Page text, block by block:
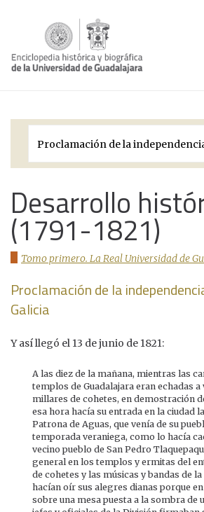
Períodos Históricos
Galería
Documentos
Desarrollo
(1791-1821)
Tomo primero. La Real Universidad de
Proclamación de la
Galicia
Y así llegó el 13 de junio de 1821:
A las diez de la mañana, mientras las
templos de Guadalajara eran echadas
millares de cohetes, en demostración
esa hora hacía su entrada en la ciudad
Patrona de Aguas, que venía de su
temporada veraniega, como lo hacía
vecino pueblo de San Pedro
general en los templos y ermitas del
de cohetes y las músicas y bandas de
hacían oír sus alegres dianas porque
sobre una mesa puesta a la sombra de